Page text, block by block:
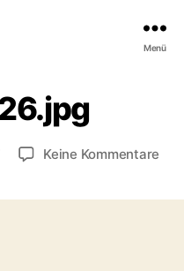
Menü
Keine Kommentare